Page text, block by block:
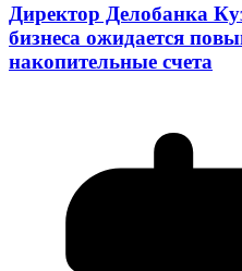
Директор Делобанка
бизнеса ожидается
накопительные счета